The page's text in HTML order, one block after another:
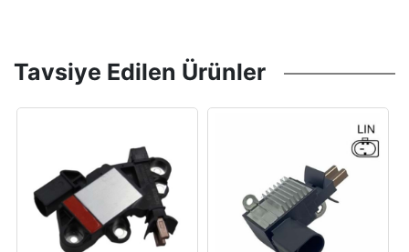
Tavsiye Edilen Ürünler